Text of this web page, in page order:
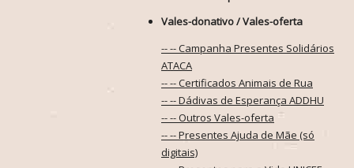
Vales-donativo / Vales-oferta
-- -- Campanha Presentes Solidários
ATACA
-- -- Certificados Animais de Rua
-- -- Dádivas de Esperança ADDHU
-- -- Outros Vales-oferta
-- -- Presentes Ajuda de Mãe (só
digitais)